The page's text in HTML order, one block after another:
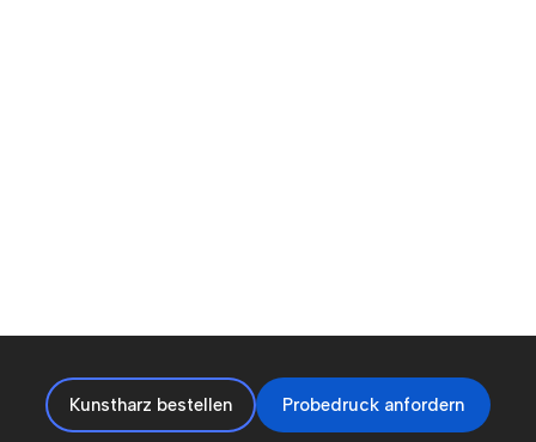
Kunstharz bestellen Probedruck anfordern